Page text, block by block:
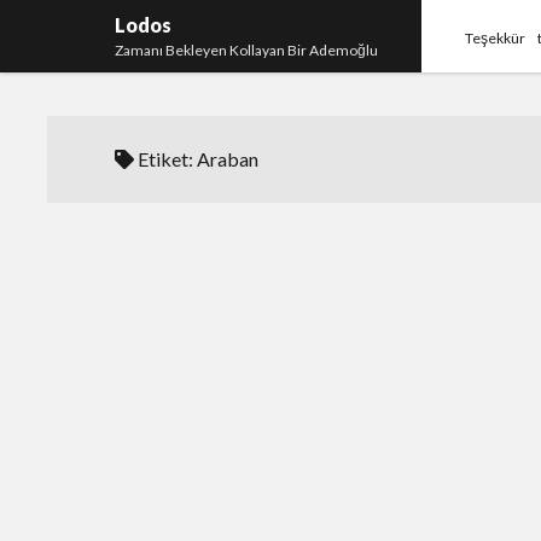
Lodos
Zamanı Bekleyen Kollayan Bir Ademoğlu
Teşekkür
Etiket:Araban